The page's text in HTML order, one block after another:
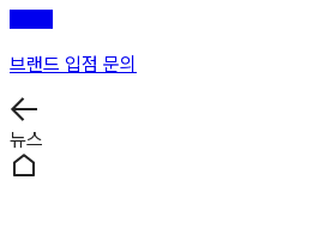
브랜드 입점 문의
뉴스